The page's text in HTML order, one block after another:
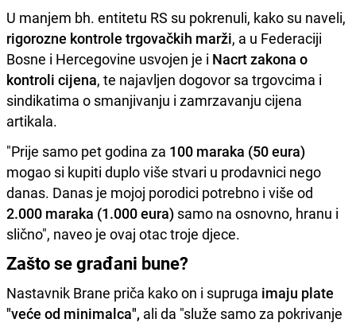
U manjem bh. entitetu RS su pokrenuli, kako su naveli,
rigorozne kontrole trgovačkih marži, a u Federaciji
Bosne i Hercegovine usvojen je i Nacrt zakona o
kontroli cijena, te najavljen dogovor sa trgovcima i
sindikatima o smanjivanju i zamrzavanju cijena
artikala.
"Prije samo pet godina za 100 maraka (50 eura)
mogao si kupiti duplo više stvari u prodavnici nego
danas. Danas je mojoj porodici potrebno i više od
2.000 maraka (1.000 eura) samo na osnovno, hranu i
slično", naveo je ovaj otac troje djece.
Zašto se građani bune?
Nastavnik Brane priča kako on i supruga imaju plate
"veće od minimalca", ali da "služe samo za pokrivanje